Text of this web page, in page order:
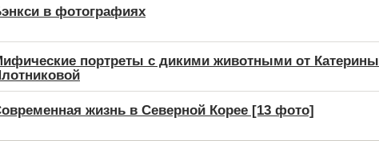
в фотографиях
портреты с дикими животными от Катерины
жизнь в Северной Корее [13 фото]